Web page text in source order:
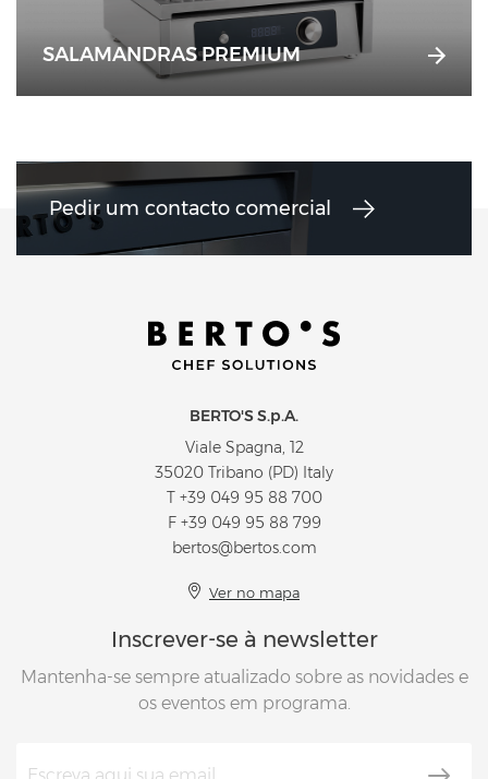
SALAMANDRAS PREMIUM
Pedir um contacto comercial
BERTO'S S.p.A.
Viale Spagna, 12
35020 Tribano (PD) Italy
T +39 049 95 88 700
F +39 049 95 88 799
bertos@bertos.com
Ver no mapa
Inscrever-se à newsletter
Mantenha-se sempre atualizado sobre as novidades e
os eventos em programa.